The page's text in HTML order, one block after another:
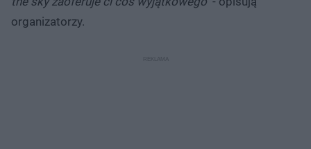
organizatorzy.